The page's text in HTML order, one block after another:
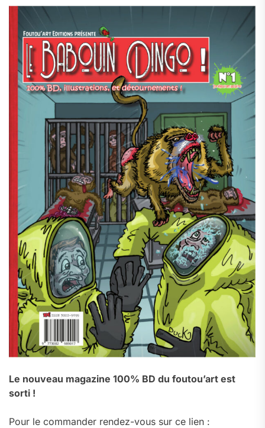
Le nouveau magazine 100% BD du foutou’art est
sorti !
Pour le commander rendez-vous sur ce lien :